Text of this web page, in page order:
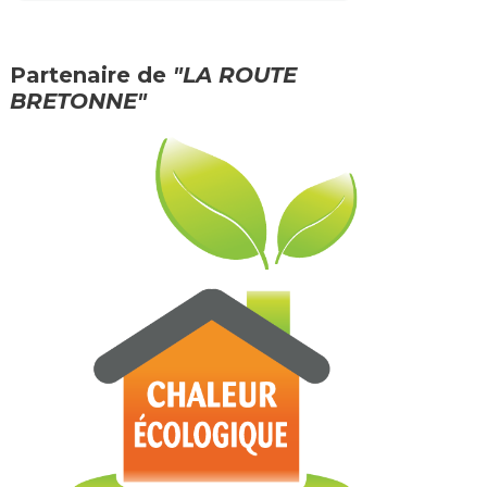
Partenaire de "LA ROUTE
BRETONNE"